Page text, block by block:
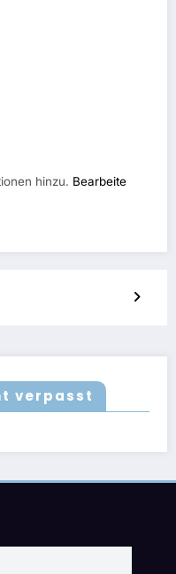
hinzu. Bearbeite
verpasst